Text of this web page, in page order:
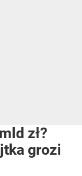
zł?
grozi